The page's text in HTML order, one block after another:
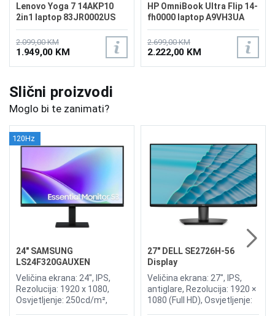
Lenovo Yoga 7 14AKP10
2in1 laptop 83JR0002US
2.099,00 KM
1.949,00 KM
HP OmniBook Ultra Flip 14-
fh0000 laptop A9VH3UA
2.699,00 KM
2.222,00 KM
Slični proizvodi
Moglo bi te zanimati?
120Hz
24" SAMSUNG
LS24F320GAUXEN
Essential S3 S32GF 120Hz
Display
Veličina ekrana: 24", IPS,
Rezolucija: 1920 x 1080,
Osvjetljenje: 250cd/m²,
27" DELL SE2726H-56
Display
Veličina ekrana: 27", IPS,
antiglare, Rezolucija: 1920 ×
1080 (Full HD), Osvjetljenje: